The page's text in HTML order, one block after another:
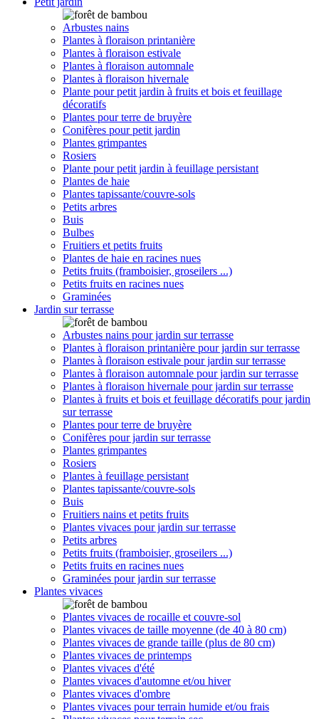
Arbustes nains
Plantes à floraison printanière
Plantes à floraison estivale
Plantes à floraison automnale
Plantes à floraison hivernale
Plante pour petit jardin à fruits et bois et feuillage
décoratifs
Plantes pour terre de bruyère
Conifères pour petit jardin
Plantes grimpantes
Rosiers
Plante pour petit jardin à feuillage persistant
Plantes de haie
Plantes tapissante/couvre-sols
Petits arbres
Buis
Bulbes
Fruitiers et petits fruits
Plantes de haie en racines nues
Petits fruits (framboisier, groseilers ...)
Petits fruits en racines nues
Graminées
Jardin sur terrasse
Arbustes nains pour jardin sur terrasse
Plantes à floraison printanière pour jardin sur terrasse
Plantes à floraison estivale pour jardin sur terrasse
Plantes à floraison automnale pour jardin sur terrasse
Plantes à floraison hivernale pour jardin sur terrasse
Plantes à fruits et bois et feuillage décoratifs pour jardin
sur terrasse
Plantes pour terre de bruyère
Conifères pour jardin sur terrasse
Plantes grimpantes
Rosiers
Plantes à feuillage persistant
Plantes tapissante/couvre-sols
Buis
Fruitiers nains et petits fruits
Plantes vivaces pour jardin sur terrasse
Petits arbres
Petits fruits (framboisier, groseilers ...)
Petits fruits en racines nues
Graminées pour jardin sur terrasse
Plantes vivaces
Plantes vivaces de rocaille et couvre-sol
Plantes vivaces de taille moyenne (de 40 à 80 cm)
Plantes vivaces de grande taille (plus de 80 cm)
Plantes vivaces de printemps
Plantes vivaces d'été
Plantes vivaces d'automne et/ou hiver
Plantes vivaces d'ombre
Plantes vivaces pour terrain humide et/ou frais